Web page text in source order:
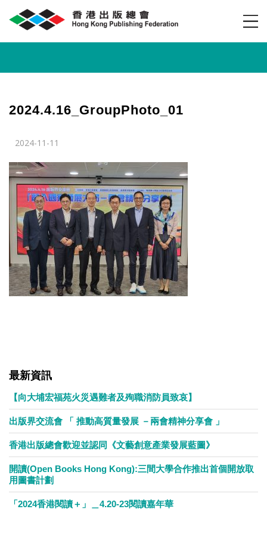
2024.4.16_GroupPhoto_01
2024-11-11
最新資訊
【向大埔宏福苑火災遇難者及殉職消防員致哀】
出版界交流會 「 推動高質量發展 －兩會精神分享會 」
香港出版總會歡迎並認同《文藝創意產業發展藍圖》
開讀(Open Books Hong Kong):三間大學合作推出首個開放取
用圖書計劃
「2024香港閱讀＋」＿4.20-23閱讀嘉年華